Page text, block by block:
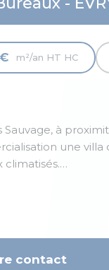
m²/an HT HC
à
une
climatisés.
!
contact